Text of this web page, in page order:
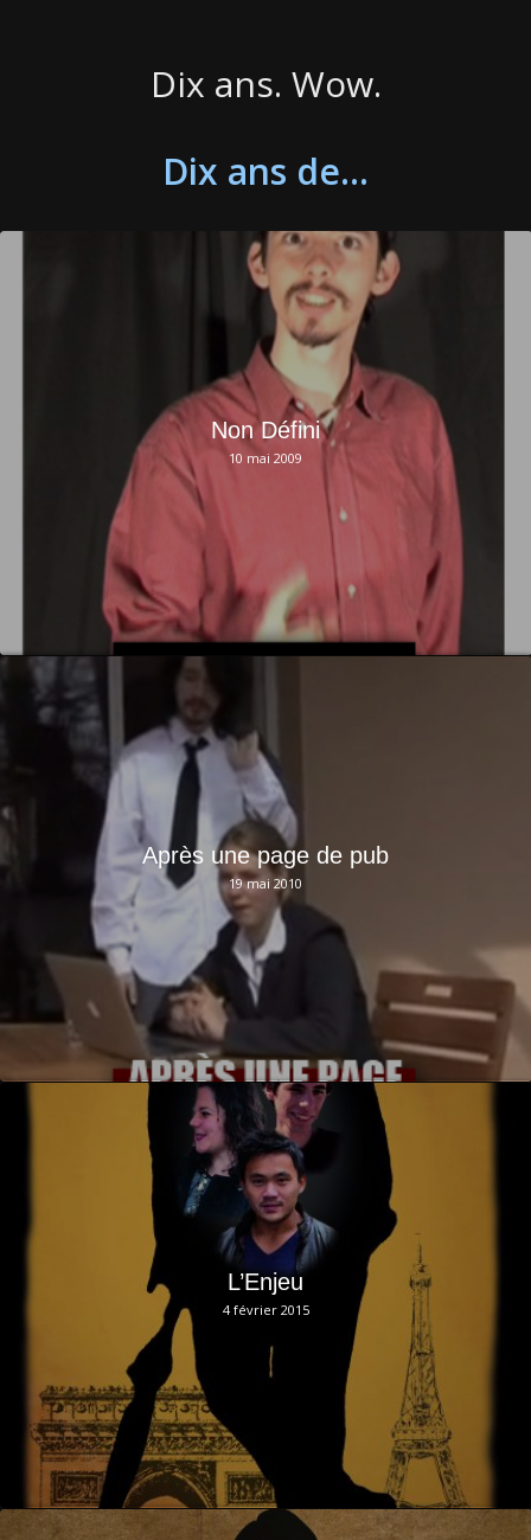
Dix ans. Wow.
Dix ans de…
Non Défini
10 mai 2009
Après une page de pub
19 mai 2010
L’Enjeu
4 février 2015